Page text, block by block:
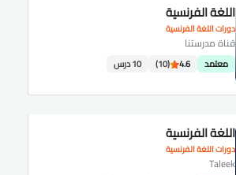
دورات اللغة الفرنسية
اللغة الفرنسية
قناة مدرستنا
معتمد 4.6
(10) 10 درس
دورات اللغة الفرنسية
اللغة الفرنسية
Taleek